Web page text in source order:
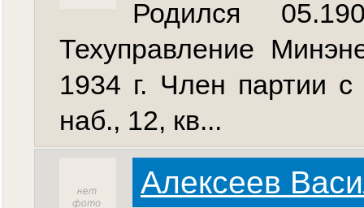
Родился
Техуправление
1934 г. Член партии
наб., 12, кв...
Алексеев